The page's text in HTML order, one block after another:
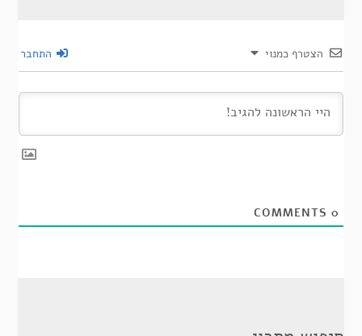
הצטרף כמנוי התחבר
0